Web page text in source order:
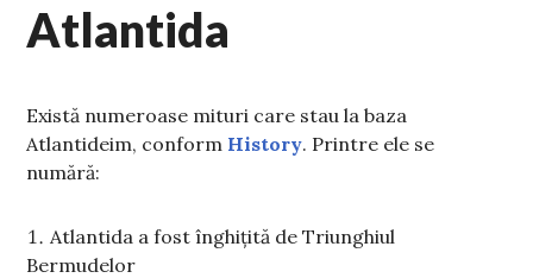
Atlantida
Există numeroase mituri care stau la baza
Atlantideim, conform History. Printre ele se
numără:
Atlantida a fost înghițită de Triunghiul
Bermudelor